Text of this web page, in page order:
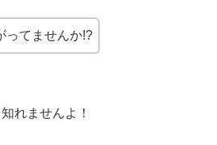
ってませんか!?
れませんよ！